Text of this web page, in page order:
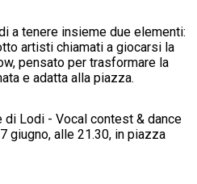
a tenere insieme due elementi:
artisti chiamati a giocarsi la
pensato per trasformare la
e adatta alla piazza.
di Lodi - Vocal contest & dance
giugno, alle 21.30, in piazza